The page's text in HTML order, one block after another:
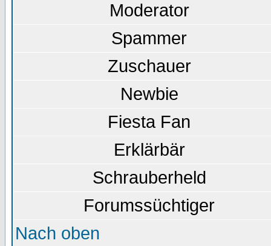
Moderator
Spammer
Zuschauer
Newbie
Fiesta Fan
Erklärbär
Schrauberheld
Forumssüchtiger
Nach oben